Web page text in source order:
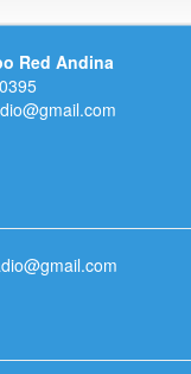
Red Andina